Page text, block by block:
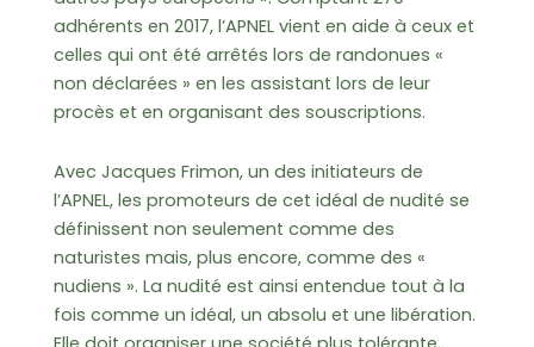
adhérents en 2017, l’APNEL vient en aide à ceux et
celles qui ont été arrêtés lors de randonues «
non déclarées » en les assistant lors de leur
procès et en organisant des souscriptions.
Avec Jacques Frimon, un des initiateurs de
l’APNEL, les promoteurs de cet idéal de nudité se
définissent non seulement comme des
naturistes mais, plus encore, comme des «
nudiens ». La nudité est ainsi entendue tout à la
fois comme un idéal, un absolu et une libération.